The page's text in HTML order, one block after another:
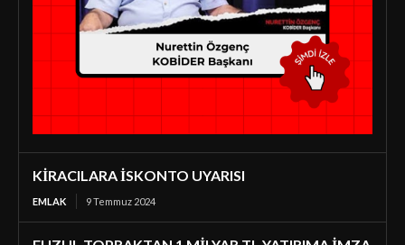
KİRACILARA İSKONTO UYARISI
EMLAK 9 Temmuz 2024